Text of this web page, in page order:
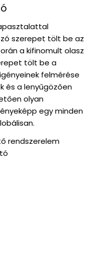
szerepet tölt be az
a kifinomult olasz
tölt be a
felmérése
és a lenyűgözően
olyan
egy minden
rendszerelem